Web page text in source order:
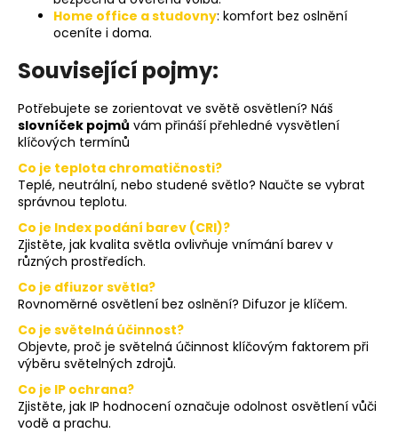
Home office a studovny: komfort bez oslnění
oceníte i doma.
Související pojmy:
Potřebujete se zorientovat ve světě osvětlení? Náš
slovníček pojmů vám přináší přehledné vysvětlení
klíčových termínů
Co je teplota chromatičnosti?
Teplé, neutrální, nebo studené světlo? Naučte se vybrat
správnou teplotu.
Co je Index podání barev (CRI)?
Zjistěte, jak kvalita světla ovlivňuje vnímání barev v
různých prostředích.
Co je dfiuzor světla?
Rovnoměrné osvětlení bez oslnění? Difuzor je klíčem.
Co je světelná účinnost?
Objevte, proč je světelná účinnost klíčovým faktorem při
výběru světelných zdrojů.
Co je IP ochrana?
Zjistěte, jak IP hodnocení označuje odolnost osvětlení vůči
vodě a prachu.
CONTROLLER
CLICK
230V
565
Kč
Původně:
721
Kč